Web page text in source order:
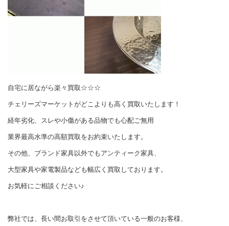
自宅に居ながら楽々買取☆☆☆
チェリーズマーケットがどこよりも高く買取いたします！
経年劣化、スレや小傷がある品物でも心配ご無用
業界最高水準の高額買取をお約束いたします。
その他、ブランド家具以外でもアンティーク家具、
大型家具や家電製品なども幅広く買取しております。
お気軽にご相談ください♪
弊社では、長い間お取引をさせて頂いている一般のお客様、